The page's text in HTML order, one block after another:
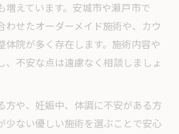
増えています。安城市や瀬戸市で
わせたオーダーメイド施術や、カウ
体院が多く存在します。施術内容や
、不安な点は遠慮なく相談しましょ
方や、妊娠中、体調に不安がある方
少ない優しい施術を選ぶことで安心